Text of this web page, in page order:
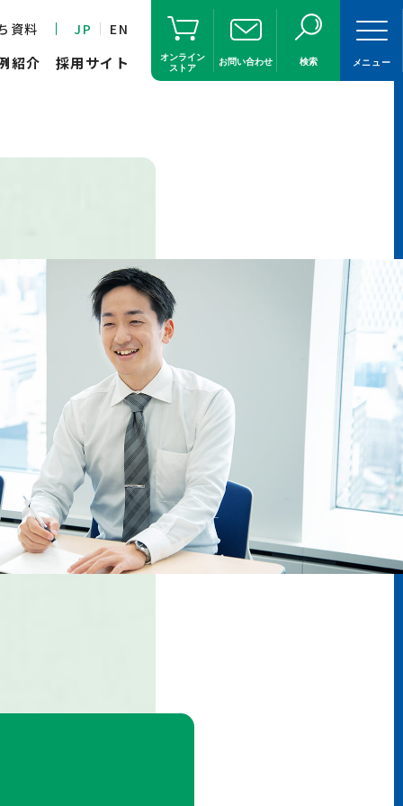
資料 JP EN
紹介 採用サイト
オンライン
ストア
お問い合わせ 検索 メニュー